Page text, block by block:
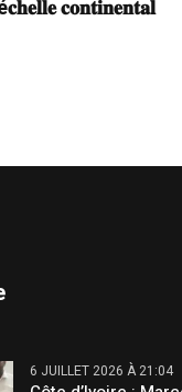
𝐜𝐨𝐧𝐭𝐢𝐧𝐞𝐧𝐭𝐚𝐥
6 JUILLET 2026 À 21:04